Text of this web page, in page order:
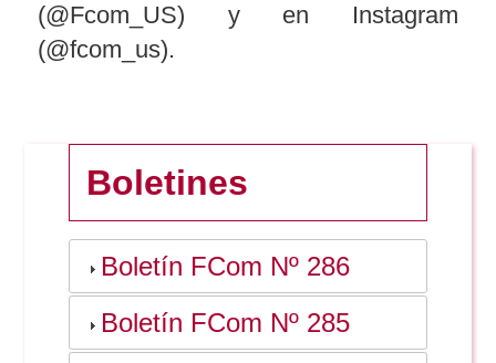
Comunicación Audiovisual
Publicidad y RR.PP
Doble Grado PER/CAV
#miTFG
Boletines
(@Fcom_US) y en Instagram
(@fcom_us).
Boletines
Boletín FCom Nº 286
Boletín FCom Nº 285